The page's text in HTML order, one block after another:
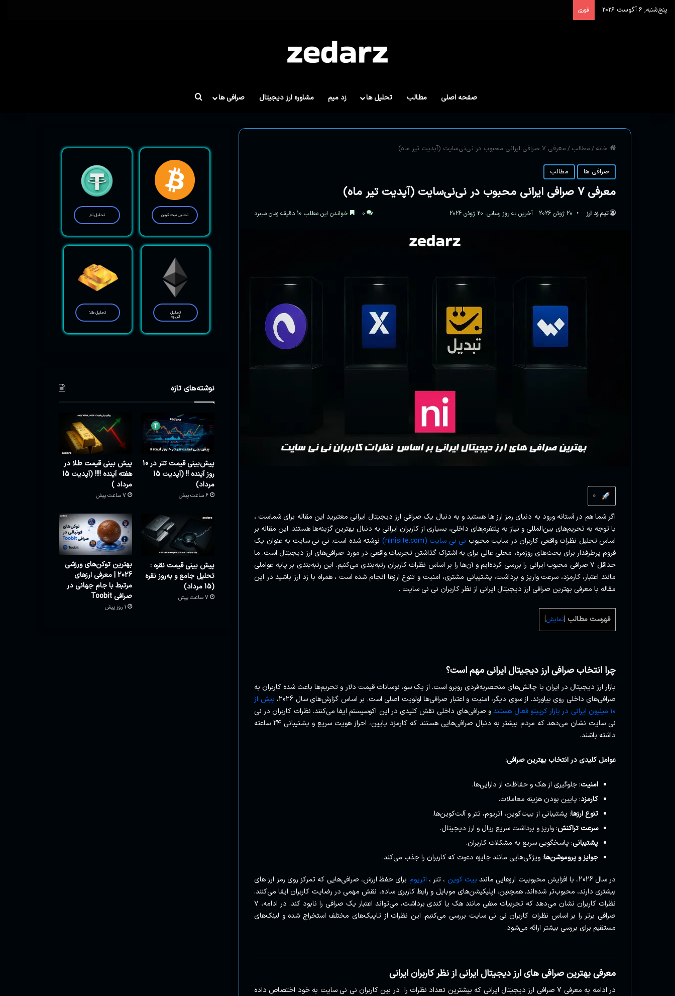
پنج‌شنبه, 6 آگوست 2026 فوری
صفحه اصلی مطالب تحلیل ها زد میم مشاوره ارز دیجیتال صرافی ها
خانه / مطالب / معرفی ۷ صرافی ایرانی محبوب در نی‌نی‌سایت (آپدیت تیر ماه)
صرافی ها مطالب
معرفی ۷ صرافی ایرانی محبوب در نی‌نی‌سایت (آپدیت تیر ماه)
تیم زد ارز 20 ژوئن 2026 آخرین به روز رسانی: 20 ژوئن 2026 0 خواندن این مطلب 10 دقیقه زمان میبرد
0
اگر شما هم در آستانه ورود به دنیای رمز ارز ها هستید و به دنبال یک صرافی ارز دیجیتال ایرانی معتبرید این مقاله برای شماست ،
با توجه به تحریم‌های بین‌المللی و نیاز به پلتفرم‌های داخلی، بسیاری از کاربران ایرانی به دنبال بهترین گزینه‌ها هستند. این مقاله بر
اساس تحلیل نظرات واقعی کاربران در سایت محبوب نی نی سایت (ninisite.com)
نوشته شده است. نی نی سایت به عنوان یک
فروم پرطرفدار برای بحث‌های روزمره، محلی عالی برای به اشتراک گذاشتن تجربیات واقعی در مورد صرافی‌های ارز دیجیتال است. ما
حداقل ۷ صرافی محبوب ایرانی را بررسی کرده‌ایم و آن‌ها را بر اساس نظرات کاربران رتبه‌بندی می‌کنیم. این رتبه‌بندی بر پایه عواملی
مانند اعتبار، کارمزد، سرعت واریز و برداشت، پشتیبانی مشتری، امنیت و تنوع ارزها انجام شده است ، همراه با زد ارز باشید در این
مقاله با معرفی بهترین صرافی ارز دیجیتال ایرانی از نظر کاربران نی نی سایت .
فهرست مطالب [نمایش]
چرا انتخاب صرافی ارز دیجیتال ایرانی مهم است؟
بازار ارز دیجیتال در ایران با چالش‌های منحصربه‌فردی روبرو است. از یک سو، نوسانات قیمت دلار و تحریم‌ها باعث شده کاربران به
صرافی‌های داخلی روی بیاورند. از سوی دیگر، امنیت و اعتبار صرافی‌ها اولویت اصلی است. بر اساس گزارش‌های سال 2026،
بیش از
۱۰ میلیون ایرانی در بازار کریپتو فعال هستند
و صرافی‌های داخلی نقش کلیدی در این اکوسیستم ایفا می‌کنند. نظرات کاربران در نی
نی سایت نشان می‌دهد که مردم بیشتر به دنبال صرافی‌هایی هستند که کارمزد پایین، احراز هویت سریع و پشتیبانی ۲۴ ساعته
داشته باشند.
عوامل کلیدی در انتخاب بهترین صرافی:
امنیت: جلوگیری از هک و حفاظت از دارایی‌ها.
کارمزد: پایین بودن هزینه معاملات.
تنوع ارزها: پشتیبانی از بیت‌کوین، اتریوم، تتر و آلت‌کوین‌ها.
سرعت تراکنش: واریز و برداشت سریع ریال و ارز دیجیتال.
پشتیبانی: پاسخگویی سریع به مشکلات کاربران.
جوایز و پروموشن‌ها: ویژگی‌هایی مانند جایزه دعوت که کاربران را جذب می‌کند.
در سال 2026، با افزایش محبوبیت ارزهایی مانند بیت کوین ، تتر ، اتریوم برای حفظ ارزش، صرافی‌هایی که تمرکز روی رمز ارز های
بیشتری دارند، محبوب‌تر شده‌اند. همچنین، اپلیکیشن‌های موبایل و رابط کاربری ساده، نقش مهمی در رضایت کاربران ایفا می‌کنند.
نظرات کاربران نشان می‌دهد که تجربیات منفی مانند هک یا کندی برداشت، می‌تواند اعتبار یک صرافی را نابود کند. در ادامه، ۷
صرافی برتر را بر اساس نظرات کاربران نی نی سایت بررسی می‌کنیم. این نظرات از تاپیک‌های مختلف استخراج شده و لینک‌های
مستقیم برای بررسی بیشتر ارائه می‌شود.
معرفی بهترین صرافی های ارز دیجیتال ایرانی از نظر کاربران ایرانی
در ادامه به معرفی 7 صرافی ارز دیجیتال ایرانی که بیشترین تعداد نظرات را در بین کاربران نی نی سایت به خود اختصاص داده
تحلیل بیت کوین تحلیل تتر
تحلیل
اتریوم
تحلیل طلا
نوشته‌های تازه
پیش‌بینی قیمت تتر در 10
روز آینده !! (آپدیت 15
مرداد)
6 ساعت پیش
پیش بینی قیمت طلا در
هفته آینده !!!! (آپدیت 15
مرداد )
7 ساعت پیش
پیش بینی قیمت نقره :
تحلیل جامع و به‌روز نقره
(15 مرداد)
7 ساعت پیش
بهترین توکن‌های ورزشی
2026 | معرفی ارزهای
مرتبط با جام جهانی در
صرافی Toobit
1 روز پیش